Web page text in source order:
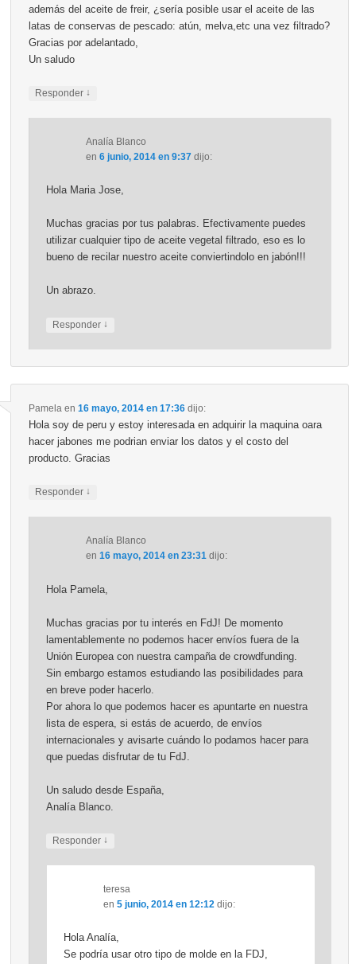
además del aceite de freir, ¿sería posible usar el aceite de las
latas de conservas de pescado: atún, melva,etc una vez filtrado?
Gracias por adelantado,
Un saludo
Responder ↓
Analía Blanco
en 6 junio, 2014 en 9:37 dijo:
Hola Maria Jose,
Muchas gracias por tus palabras. Efectivamente puedes
utilizar cualquier tipo de aceite vegetal filtrado, eso es lo
bueno de recilar nuestro aceite conviertindolo en jabón!!!
Un abrazo.
Responder ↓
Pamelaen 16 mayo, 2014 en 17:36 dijo:
Hola soy de peru y estoy interesada en adquirir la maquina oara
hacer jabones me podrian enviar los datos y el costo del
producto. Gracias
Responder ↓
Analía Blanco
en 16 mayo, 2014 en 23:31 dijo:
Hola Pamela,
Muchas gracias por tu interés en FdJ! De momento
lamentablemente no podemos hacer envíos fuera de la
Unión Europea con nuestra campaña de crowdfunding.
Sin embargo estamos estudiando las posibilidades para
en breve poder hacerlo.
Por ahora lo que podemos hacer es apuntarte en nuestra
lista de espera, si estás de acuerdo, de envíos
internacionales y avisarte cuándo lo podamos hacer para
que puedas disfrutar de tu FdJ.
Un saludo desde España,
Analía Blanco.
Responder ↓
teresa
en 5 junio, 2014 en 12:12 dijo:
Hola Analía,
Se podría usar otro tipo de molde en la FDJ,